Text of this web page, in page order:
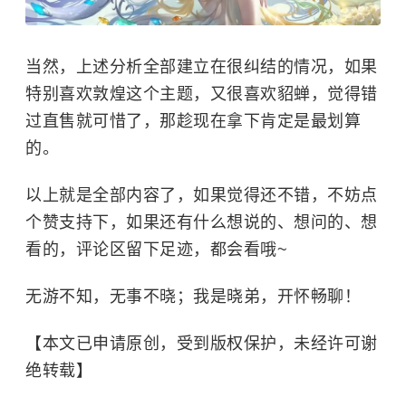
当然，上述分析全部建立在很纠结的情况，如果
特别喜欢敦煌这个主题，又很喜欢貂蝉，觉得错
过直售就可惜了，那趁现在拿下肯定是最划算
的。
以上就是全部内容了，如果觉得还不错，不妨点
个赞支持下，如果还有什么想说的、想问的、想
看的，评论区留下足迹，都会看哦~
无游不知，无事不晓；我是晓弟，开怀畅聊！
【本文已申请原创，受到版权保护，未经许可谢
绝转载】